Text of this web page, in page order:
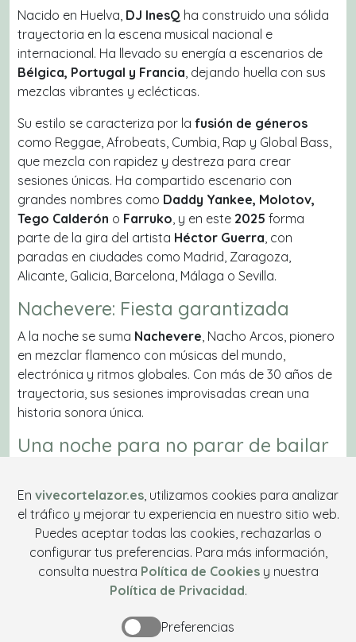
Nacido en Huelva, DJ InesQ ha construido una sólida
trayectoria en la escena musical nacional e
internacional. Ha llevado su energía a escenarios de
Bélgica, Portugal y Francia, dejando huella con sus
mezclas vibrantes y eclécticas.
Su estilo se caracteriza por la fusión de géneros
como Reggae, Afrobeats, Cumbia, Rap y Global Bass,
que mezcla con rapidez y destreza para crear
sesiones únicas. Ha compartido escenario con
grandes nombres como Daddy Yankee, Molotov,
Tego Calderón o Farruko, y en este 2025 forma
parte de la gira del artista Héctor Guerra, con
paradas en ciudades como Madrid, Zaragoza,
Alicante, Galicia, Barcelona, Málaga o Sevilla.
Nachevere: Fiesta garantizada
A la noche se suma Nachevere, Nacho Arcos, pionero
en mezclar flamenco con músicas del mundo,
electrónica y ritmos globales. Con más de 30 años de
trayectoria, sus sesiones improvisadas crean una
historia sonora única.
Una noche para no parar de bailar
música y sorpresas. La Tropical Party será una cita
imprescindible del verano en Cortelazor. ¡No faltes!
Viernes 1 de agosto
Piscina municipal de Cortelazor, Polígono la Loba,
En vivecortelazor.es, utilizamos cookies para analizar
el tráfico y mejorar tu experiencia en nuestro sitio web.
Puedes aceptar todas las cookies, rechazarlas o
configurar tus preferencias. Para más información,
consulta nuestra Política de Cookiesy nuestra
Política de Privacidad.
Preferencias